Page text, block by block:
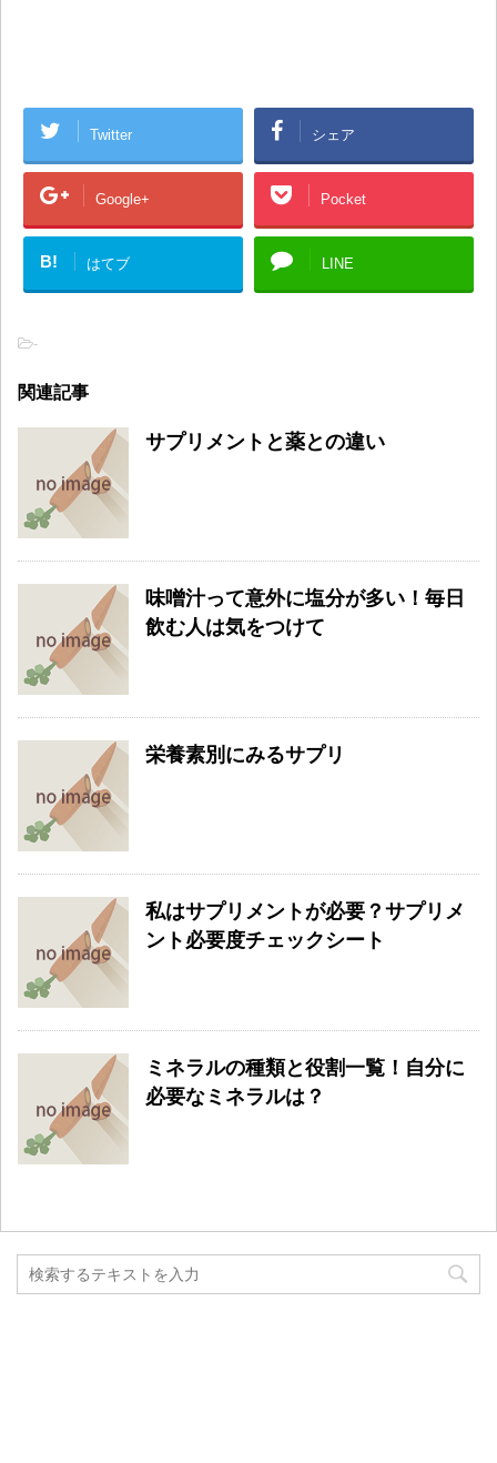
Twitter シェア
Google+ Pocket
B! はてブ LINE
-
関連記事
サプリメントと薬との違い
味噌汁って意外に塩分が多い！毎日
飲む人は気をつけて
栄養素別にみるサプリ
私はサプリメントが必要？サプリメ
ント必要度チェックシート
ミネラルの種類と役割一覧！自分に
必要なミネラルは？